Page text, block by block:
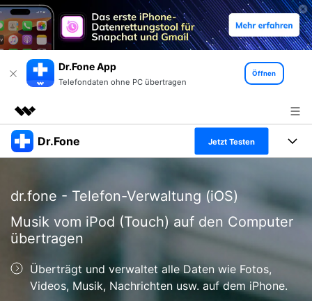
Dr.Fone App
Telefondaten ohne PC übertragen
Öffnen
Top-Produkte
Dienstprogramme
Überblick
Lösungen
Presseraum
Shop
Dr.Fone Jetzt Testen
Alles-in-einem-Toolkit
Weitere Tools und Apps
Full Toolkit anzeigen >
Entdecken Sie weitere Dr.Fone-Lösungen
Lernen und Unterstützung
Ressourcen & Lernen
Android 16 FRP-Umgehung
dr.fone - Telefon-Verwaltung (iOS)
Musik vom iPod (Touch) auf den Computer
übertragen
Überträgt und verwaltet alle Daten wie Fotos,
Videos, Musik, Nachrichten usw. auf dem iPhone.